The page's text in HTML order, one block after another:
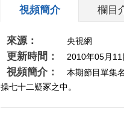
視頻簡介 欄目
來源： 央視網
更新時間： 2010年05月
視頻簡介：
本期節目單集
操七十二疑冢之中。